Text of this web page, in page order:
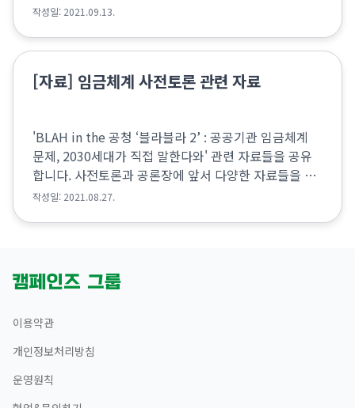
작성일: 2021.09.13.
[자료] 임금체계 사전토론 관련 자료
'BLAH in the 공청 ‘블라블라 2’ : 공공기관 임금체계
문제, 2030세대가 직접 말한다와' 관련 자료들을 공유
합니다. 사전토론과 공론장에 앞서 다양한 자료들을 확
인해보세요. (질문5 : 정규직-비정규직 임금격차) 정규
작성일: 2021.08.27.
이용약관
개인정보처리방침
운영원칙